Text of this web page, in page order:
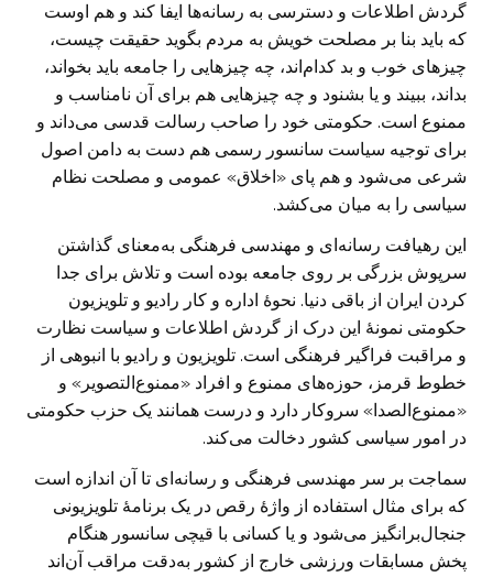
گردش اطلاعات و دسترسی به رسانه‌ها ایفا کند و هم اوست
که باید بنا بر مصلحت خویش به مردم بگوید حقیقت چیست،
چیزهای خوب و بد کدام‌اند، چه چیزهایی را جامعه باید بخواند،
بداند، ببیند و یا بشنود و چه چیزهایی هم برای آن نامناسب و
ممنوع است. حکومتی خود را صاحب رسالت قدسی می‌داند و
برای توجیه سیاست سانسور رسمی هم دست به دامن اصول
شرعی می‌شود و هم پای «اخلاق» عمومی و مصلحت نظام
سیاسی را به میان می‌کشد.
این رهیافت رسانه‌‌ای و مهندسی فرهنگی به‌معنای گذاشتن
سرپوش بزرگی بر روی جامعه بوده است و تلاش برای جدا
کردن ایران از باقی دنیا. نحوهٔ اداره و کار رادیو و تلویزیون
حکومتی نمونهٔ این درک از گردش اطلاعات و سیاست نظارت
و مراقبت فراگیر فرهنگی است. تلویزیون و رادیو با انبوهی از
خطوط قرمز، حوزه‌های ممنوع و افراد «ممنوع‌التصویر» و
«ممنوع‌الصدا» سروکار دارد و درست همانند یک حزب حکومتی
در امور سیاسی کشور دخالت می‌کند.
سماجت بر سر مهندسی فرهنگی و رسانه‌‌ای تا آن اندازه است
که برای مثال استفاده از واژهٔ رقص در یک برنامهٔ تلویزیونی
جنجال‌برانگیز می‌شود و یا کسانی با قیچی سانسور هنگام
پخش مسابقات ورزشی خارج از کشور به‌دقت مراقب آن‌اند